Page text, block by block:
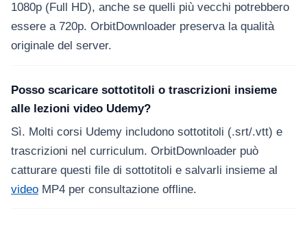
1080p (Full HD), anche se quelli più vecchi potrebbero
essere a 720p. OrbitDownloader preserva la qualità
originale del server.
Posso scaricare sottotitoli o trascrizioni insieme
alle lezioni video Udemy?
Sì. Molti corsi Udemy includono sottotitoli (.srt/.vtt) e
trascrizioni nel curriculum. OrbitDownloader può
catturare questi file di sottotitoli e salvarli insieme al
video MP4 per consultazione offline.